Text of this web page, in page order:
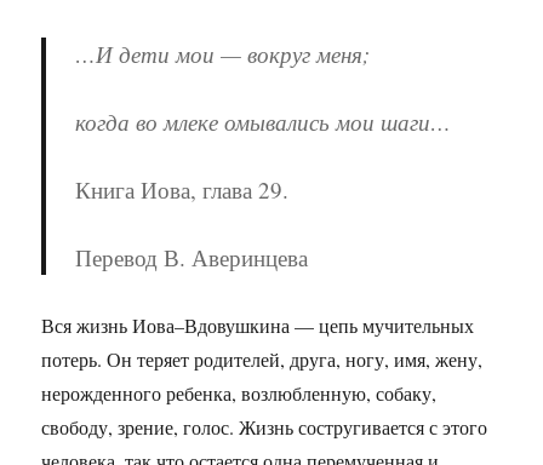
…И дети мои — вокруг меня;
когда во млеке омывались мои шаги…
Книга Иова, глава 29.
Перевод В. Аверинцева
Вся жизнь Иова–Вдовушкина — цепь мучительных
потерь. Он теряет родителей, друга, ногу, имя, жену,
нерожденного ребенка, возлюбленную, собаку,
свободу, зрение, голос. Жизнь состругивается с этого